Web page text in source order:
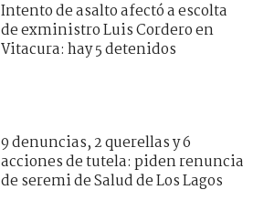
Intento de asalto afectó a escolta
de exministro Luis Cordero en
Vitacura: hay 5 detenidos
9 denuncias, 2 querellas y 6
acciones de tutela: piden renuncia
de seremi de Salud de Los Lagos